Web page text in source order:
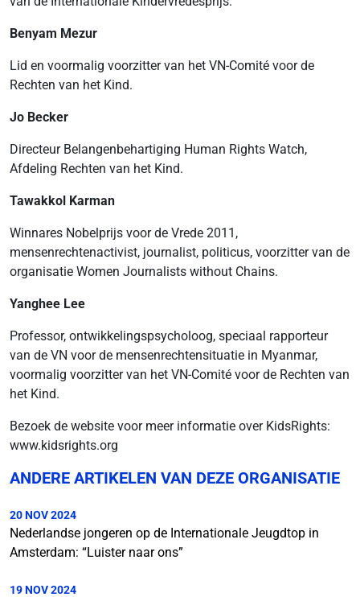
Benyam Mezur
Lid en voormalig voorzitter van het VN-Comité voor de
Rechten van het Kind.
Jo Becker
Directeur Belangenbehartiging Human Rights Watch,
Afdeling Rechten van het Kind.
Tawakkol Karman
Winnares Nobelprijs voor de Vrede 2011,
mensenrechtenactivist, journalist, politicus, voorzitter van de
organisatie Women Journalists without Chains.
Yanghee Lee
Professor, ontwikkelingspsycholoog, speciaal rapporteur
van de VN voor de mensenrechtensituatie in Myanmar,
voormalig voorzitter van het VN-Comité voor de Rechten van
het Kind.
Bezoek de website voor meer informatie over KidsRights:
www.kidsrights.org
ANDERE ARTIKELEN VAN DEZE ORGANISATIE
20 NOV 2024
Nederlandse jongeren op de Internationale Jeugdtop in
Amsterdam: “Luister naar ons”
19 NOV 2024